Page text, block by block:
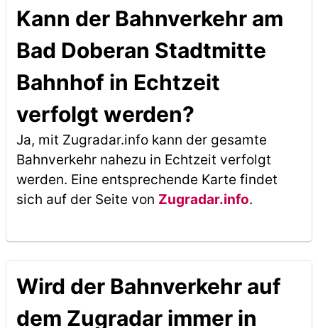
Kann der Bahnverkehr am
Bad Doberan Stadtmitte
Bahnhof in Echtzeit
verfolgt werden?
Ja, mit Zugradar.info kann der gesamte
Bahnverkehr nahezu in Echtzeit verfolgt
werden. Eine entsprechende Karte findet
sich auf der Seite von Zugradar.info.
Wird der Bahnverkehr auf
dem Zugradar immer in